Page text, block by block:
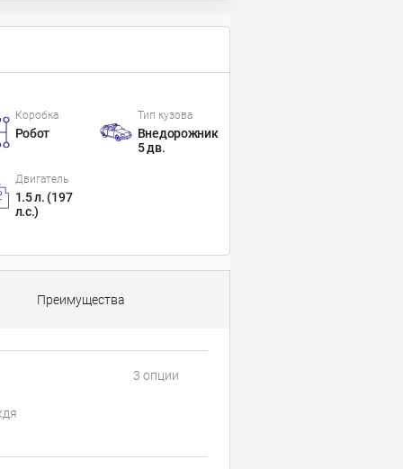
Коробка
Робот
Тип кузова
Внедорожник
5 дв.
Двигатель
1.5 л. (197
л.с.)
Преимущества
3 опции